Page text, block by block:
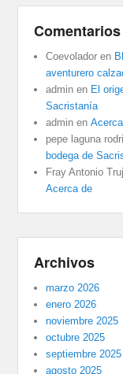
Coevolador en
aventurero
admin en El
Sacristanía
admin en
pepe laguna
bodega de
Fray Antonio
Acerca de
Archivos
marzo 2026
enero 2026
noviembre 2025
octubre 2025
septiembre 2025
agosto 2025